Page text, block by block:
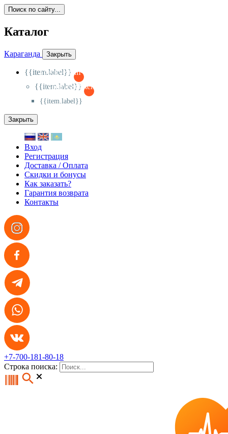
Поиск по сайту...
Каталог
Караганда Закрыть
{{item.label}}
{{activeItem==item.id?'-
{{item.label}}
{{activeSubitem==item.id?'-
{{item.label}}
Закрыть
Вход
Регистрация
Доставка / Оплата
Скидки и бонусы
Как заказать?
Гарантия возврата
Контакты
+7-700-181-80-18
Строка поиска: